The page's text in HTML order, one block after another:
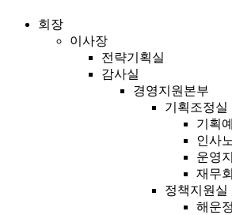
회장
이사장
전략기획실
감사실
경영지원본부
기획조정실
기획
인사
운영
재무
정책지원실
해운